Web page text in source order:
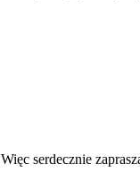
serdecznie